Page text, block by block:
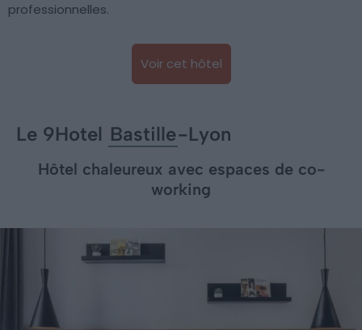
professionnelles.
Voir cet hôtel
Le 9Hotel Bastille-Lyon
Hôtel chaleureux avec espaces de co-
working